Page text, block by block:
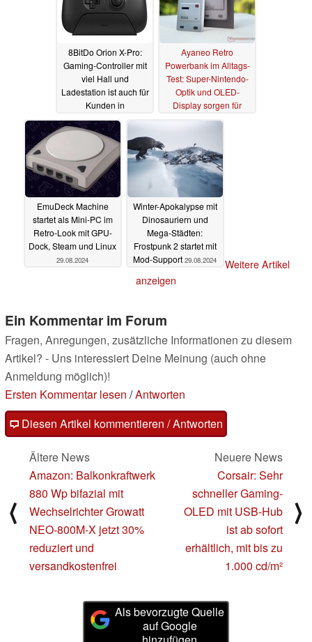
8BitDo Orion X-Pro:
Gaming-Controller mit
viel Hall und
Ladestation ist auch für
Kunden in
Deutschland erhältlich
03.09.2024
Ayaneo Retro
Powerbank im Alltags-
Test: Super-Nintendo-
Optik und OLED-
Display sorgen für
Aufsehen 31.08.2024
EmuDeck Machine
startet als Mini-PC im
Retro-Look mit GPU-
Dock, Steam und Linux
29.08.2024
Winter-Apokalypse mit
Dinosauriern und
Mega-Städten:
Frostpunk 2 startet mit
Mod-Support 29.08.2024
Weitere Artikel
anzeigen
Ein Kommentar im Forum
Fragen, Anregungen, zusätzliche Informationen zu diesem
Artikel? - Uns interessiert Deine Meinung (auch ohne
Anmeldung möglich)!
Ersten Kommentar lesen /Antworten
Diesen Artikel kommentieren / Antworten
⟨
Ältere News
Amazon: Balkonkraftwerk
880 Wp bifazial mit
Wechselrichter Growatt
NEO-800M-X jetzt 30%
reduziert und
versandkostenfrei
Neuere News
Corsair: Sehr
schneller Gaming-
OLED mit USB-Hub
ist ab sofort
erhältlich, mit bis zu
1.000 cd/m²
⟩
Als bevorzugte Quelle
auf Google